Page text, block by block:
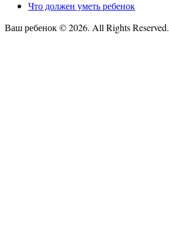
Что должен уметь ребенок
Ваш ребенок © 2026. All Rights Reserved.